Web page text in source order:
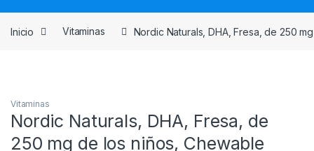
Inicio Vitaminasㅤ Nordic Naturals, DHA, Fresa, de 250
Vitaminasㅤ
Nordic Naturals, DHA, Fresa, de
250 mg de los niños, Chewable